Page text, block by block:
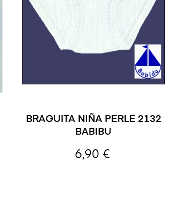
BRAGUITA NIÑA PERLE 2132
BABIBU
6,90 €